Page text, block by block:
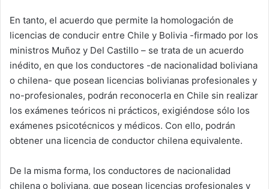
En tanto, el acuerdo que permite la homologación de
licencias de conducir entre Chile y Bolivia -firmado por los
ministros Muñoz y Del Castillo – se trata de un acuerdo
inédito, en que los conductores -de nacionalidad boliviana
o chilena- que posean licencias bolivianas profesionales y
no-profesionales, podrán reconocerla en Chile sin realizar
los exámenes teóricos ni prácticos, exigiéndose sólo los
exámenes psicotécnicos y médicos. Con ello, podrán
obtener una licencia de conductor chilena equivalente.
De la misma forma, los conductores de nacionalidad
chilena o boliviana, que posean licencias profesionales y